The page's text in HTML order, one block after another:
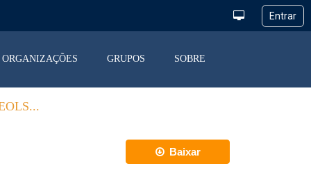
ORGANIZAÇÕES GRUPOS SOBRE
Baixar